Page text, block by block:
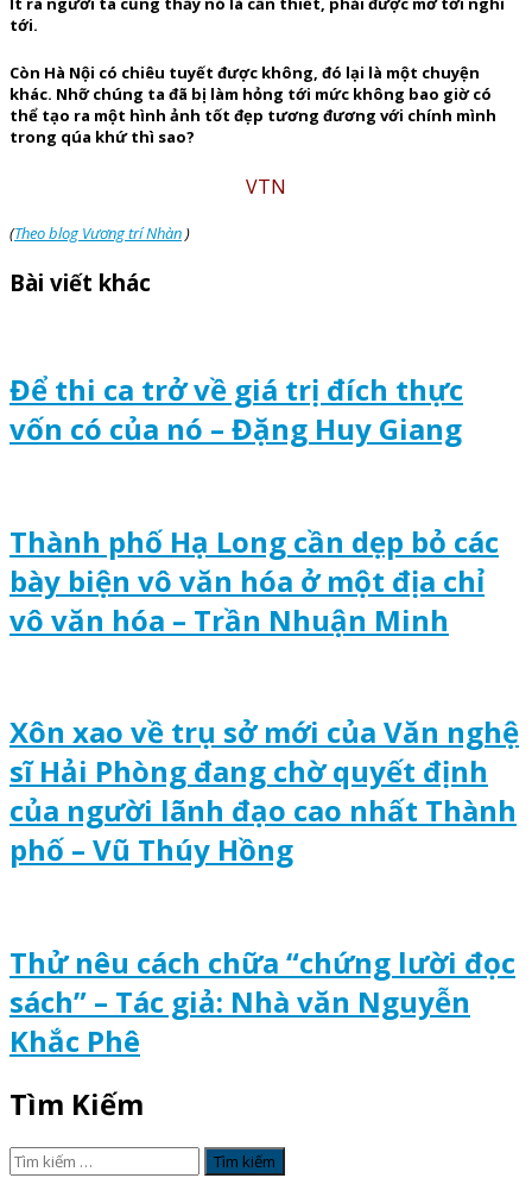
tới.
Còn Hà Nội có chiêu tuyết được không, đó lại là một chuyện
khác. Nhỡ chúng ta đã bị làm hỏng tới mức không bao giờ có
thể tạo ra một hình ảnh tốt đẹp tương đương với chính mình
trong qúa khứ thì sao?
VTN
(Theo blog Vương trí Nhàn)
Bài viết khác
Để thi ca trở về giá trị đích thực
vốn có của nó – Đặng Huy Giang
Thành phố Hạ Long cần dẹp bỏ các
bày biện vô văn hóa ở một địa chỉ
vô văn hóa – Trần Nhuận Minh
Xôn xao về trụ sở mới của Văn nghệ
sĩ Hải Phòng đang chờ quyết định
của người lãnh đạo cao nhất Thành
phố – Vũ Thúy Hồng
Thử nêu cách chữa “chứng lười đọc
sách” – Tác giả: Nhà văn Nguyễn
Khắc Phê
Tìm Kiếm
Tìm